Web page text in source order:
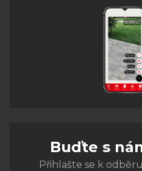
Buďte s
Přihlašte se k